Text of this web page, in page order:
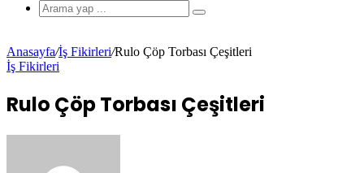
Anasayfa/İş Fikirleri/Rulo Çöp Torbası Çeşitleri
İş Fikirleri
Rulo Çöp Torbası Çeşitleri